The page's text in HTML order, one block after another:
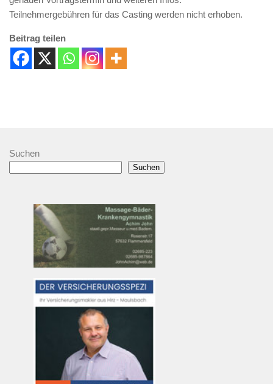
Teilnehmergebühren für das Casting werden nicht erhoben.
Beitrag teilen
Suchen
Suchen